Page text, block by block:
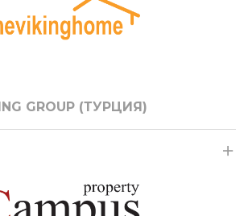
GROUP (ТУРЦИЯ)